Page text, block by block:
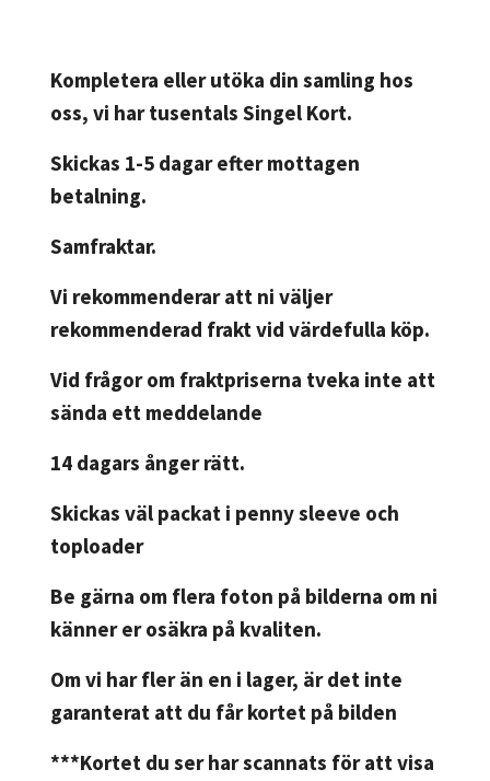
Kompletera eller utöka din samling hos
oss, vi har tusentals Singel Kort.
Skickas 1-5 dagar efter mottagen
betalning.
Samfraktar.
Vi rekommenderar att ni väljer
rekommenderad frakt vid värdefulla köp.
Vid frågor om fraktpriserna tveka inte att
sända ett meddelande
14 dagars ånger rätt.
Skickas väl packat i penny sleeve och
toploader
Be gärna om flera foton på bilderna om ni
känner er osäkra på kvaliten.
Om vi har fler än en i lager, är det inte
garanterat att du får kortet på bilden
***Kortet du ser har scannats för att visa